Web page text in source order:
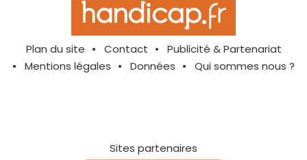
Plan du site Contact
Publicité & Partenariat
Mentions légales
Données Qui sommes nous ?
Sites partenaires